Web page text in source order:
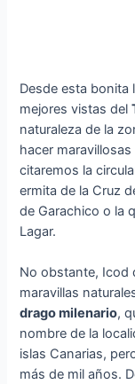
Desde esta bonita
mejores vistas del
naturaleza de la
hacer maravillosas
citaremos la
ermita de la Cruz
de Garachico o la
Lagar.
No obstante, Icod
maravillas
drago milenario,
nombre de la
islas Canarias,
más de mil años.